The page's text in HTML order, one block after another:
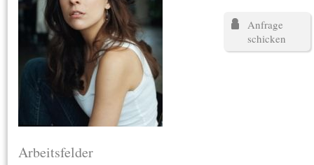
Anfrage
schicken
Arbeitsfelder